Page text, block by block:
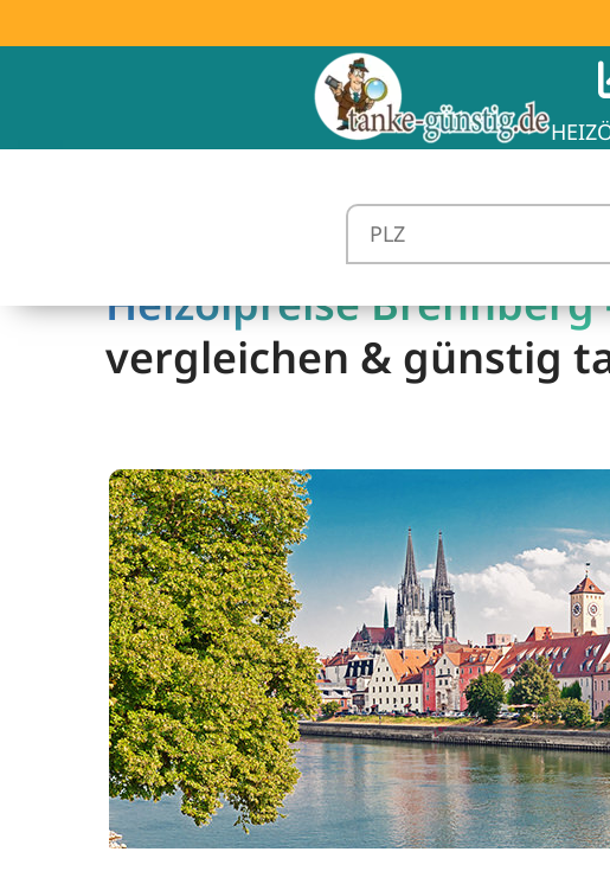
Heizölpreise Brennberg
vergleichen & günstig